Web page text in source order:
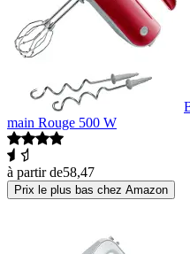
main Rouge 500 W
à partir de58,47
Prix le plus bas chez Amazon